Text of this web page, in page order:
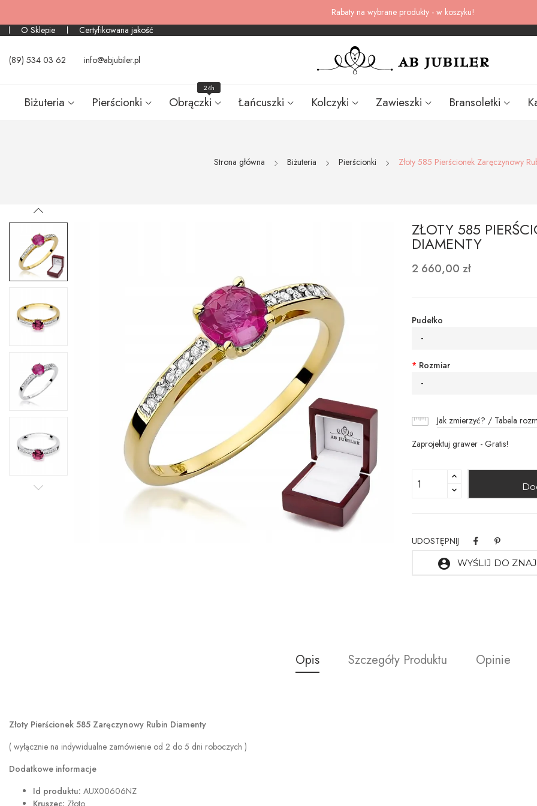
Rabaty na wybrane produkty - w koszyku!
O Sklepie
Certyfikowana jakość
(89) 534 03 62 info@abjubiler.pl
Biżuteria Pierścionki Obrączki
24h
Łańcuszki Kolczyki Zawieszki Bransoletki
Strona główna Biżuteria Pierścionki Złoty 585 Pierścionek Zaręczynowy
ZŁOTY 585
DIAMENTY
2 660,00 zł
Pudełko
-
* Rozmiar
-
Jak zmierzyć? / Tabela
Zaprojektuj grawer - Gratis!
UDOSTĘPNIJ
account_circle WYŚLIJ DO
Opis Szczegóły Produktu Opinie
Złoty Pierścionek 585 Zaręczynowy Rubin Diamenty
( wyłącznie na indywidualne zamówienie od 2 do 5 dni roboczych )
Dodatkowe informacje
Id produktu: AUX00606NZ
Kruszec: Złoto